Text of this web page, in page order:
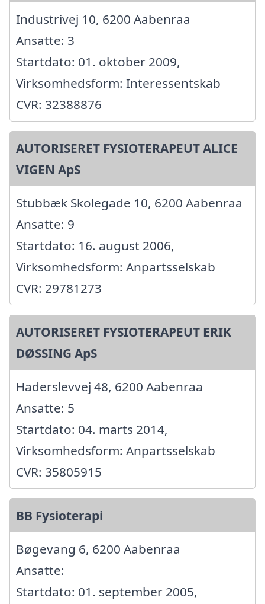
Industrivej 10, 6200 Aabenraa
Ansatte: 3
Startdato: 01. oktober 2009,
Virksomhedsform: Interessentskab
CVR: 32388876
AUTORISERET FYSIOTERAPEUT ALICE
VIGEN ApS
Stubbæk Skolegade 10, 6200 Aabenraa
Ansatte: 9
Startdato: 16. august 2006,
Virksomhedsform: Anpartsselskab
CVR: 29781273
AUTORISERET FYSIOTERAPEUT ERIK
DØSSING ApS
Haderslevvej 48, 6200 Aabenraa
Ansatte: 5
Startdato: 04. marts 2014,
Virksomhedsform: Anpartsselskab
CVR: 35805915
BB Fysioterapi
Bøgevang 6, 6200 Aabenraa
Ansatte:
Startdato: 01. september 2005,